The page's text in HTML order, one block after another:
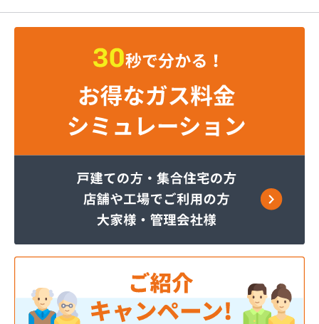
横川食販株式会社一里販売所
河原実業株式会社 藤岡営業所
株式会社JAエルサポート LPガス総合センター
株式会社JAエルサポート じゃすぽーと真岡SS
株式会社JAエルサポート 県東支店
株式会社JAエルサポート 日光営業所
株式会社JAエルサポート
株式会社JAエルサポート 県北支店
株式会社MIKANE
株式会社TOKAI 小山支店
株式会社TOKAI 那須支店
株式会社あいづや